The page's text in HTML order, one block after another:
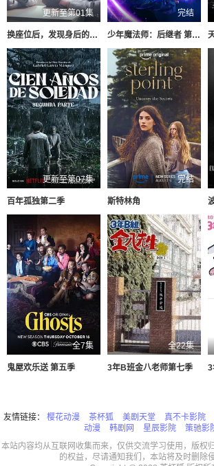
更新至第01集
换座位后，发现身后的男生好像喜欢我
完结
少年魔法师：后继者 第三季
更新至第07集
百年孤独第二季
完结
斯特林角
全7集
鬼屋欢乐送 第五季
全22集
3年B班金八老师第七季 3
友情链接： 樱花动漫 茶杯狐 美剧天堂 真不卡影院
动漫
韩剧网 星辰影院
策驰影
本站内容均从互联网收集而来，仅供交流学习使用，版权
的权益，尽请通知我们，本站将及时删除